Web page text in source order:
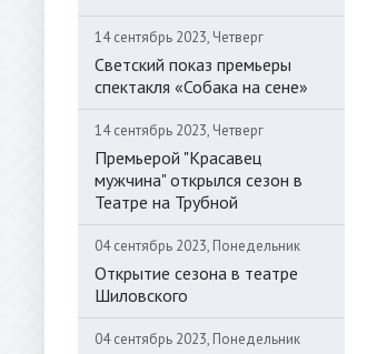
14 сентябрь 2023, Четверг
Светский показ премьеры
спектакля «Собака на сене»
14 сентябрь 2023, Четверг
Премьерой "Красавец
мужчина" открылся сезон в
Театре на Трубной
04 сентябрь 2023, Понедельник
Открытие сезона в театре
Шиловского
04 сентябрь 2023, Понедельник